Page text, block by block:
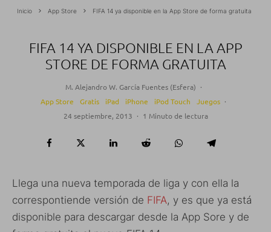
Inicio App Store FIFA 14 ya disponible en la App Store de forma gratuita
FIFA 14 YA DISPONIBLE EN LA APP
STORE DE FORMA GRATUITA
M. Alejandro W. García Fuentes (Esfera) ·
App Store
Gratis iPad iPhone iPod Touch Juegos ·
24 septiembre, 2013 · 1 Minuto de lectura
Llega una nueva temporada de liga y con ella la
correspontiende versión de FIFA, y es que ya está
disponible para descargar desde la App Sore y de